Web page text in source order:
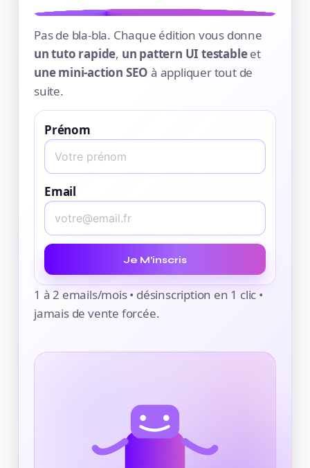
Pas de bla-bla. Chaque édition vous donne
un tuto rapide, un pattern UI testableet
une mini-action SEO à appliquer tout de
suite.
Prénom
Email
Je M’inscris
1 à 2 emails/mois • désinscription en 1 clic •
jamais de vente forcée.